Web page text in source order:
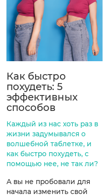
Как быстро
похудеть: 5
эффективных
способов
Каждый из нас хоть раз в
жизни задумывался о
волшебной таблетке, и
как быстро похудеть, с
помощью нее, не так ли?
А вы не пробовали для
начала изменить свой